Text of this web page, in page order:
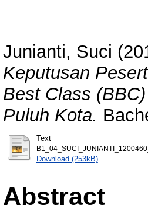
Junianti, Suci
Keputusan
Best Class
Puluh Kota.
Text
Download (253kB)
Abstract